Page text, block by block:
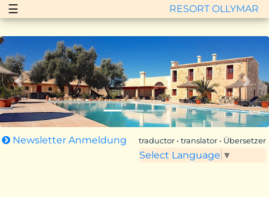
☰ RESORT OLLYMAR
Zurück Vor
Newsletter Anmeldung traductor • translator • Übersetzer
Select Language ▼